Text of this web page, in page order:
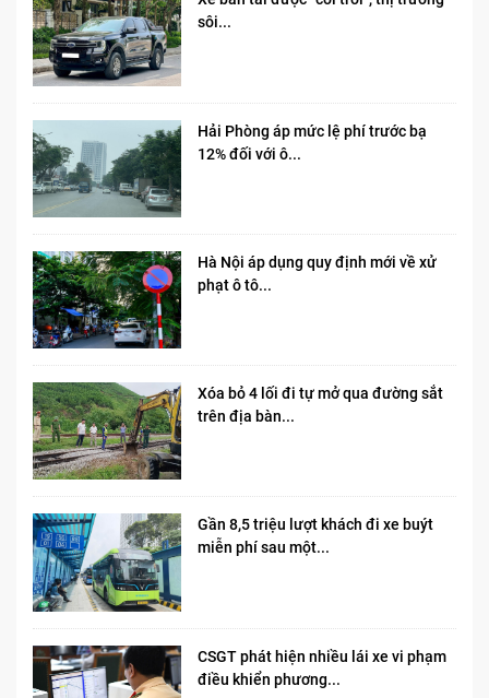
sôi...
Hải Phòng áp mức lệ phí trước bạ
12% đối với ô...
Hà Nội áp dụng quy định mới về xử
phạt ô tô...
Xóa bỏ 4 lối đi tự mở qua đường sắt
trên địa bàn...
Gần 8,5 triệu lượt khách đi xe buýt
miễn phí sau một...
CSGT phát hiện nhiều lái xe vi phạm
điều khiển phương...